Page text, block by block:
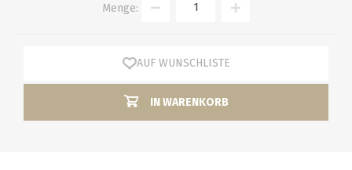
Menge:
AUF WUNSCHLISTE
IN WARENKORB